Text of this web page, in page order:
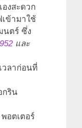
งสะดวก
ข้ามาใช้
นตร์ ซึ่ง
และ
วลาก่อนที่
กริน
อตเตอร์